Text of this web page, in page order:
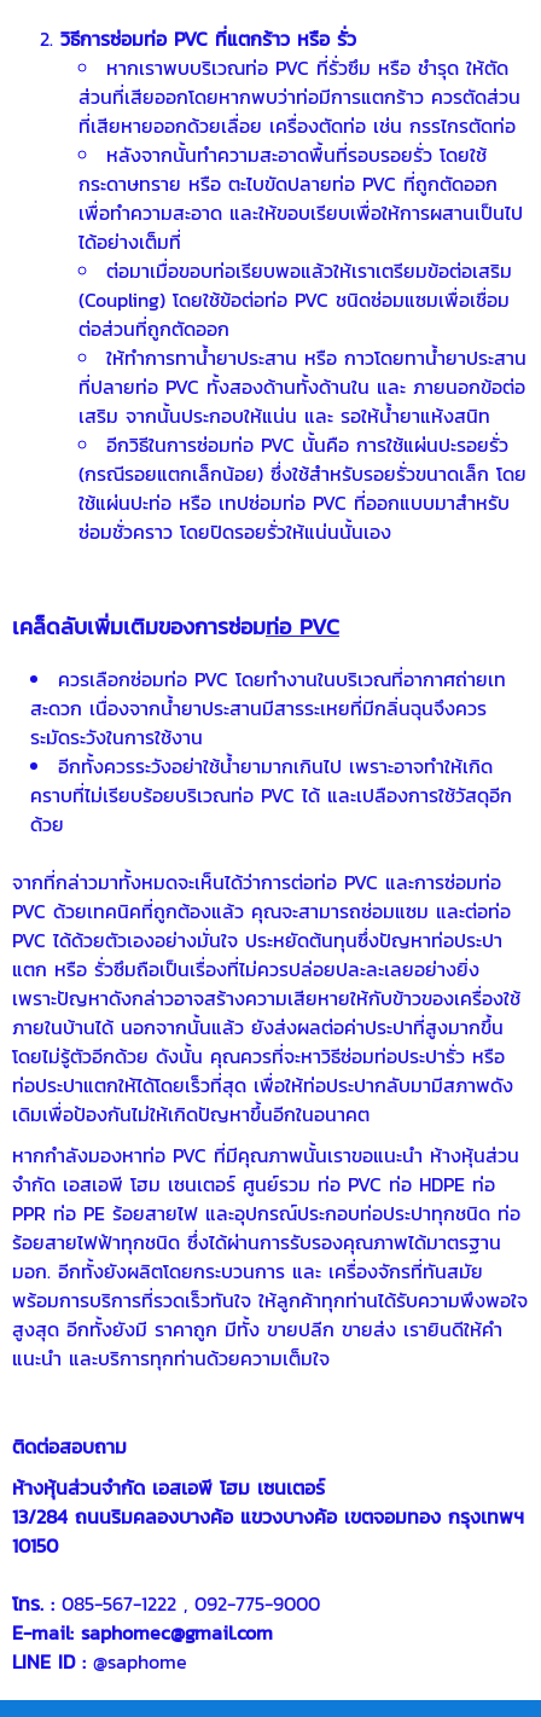
วิธีการซ่อมท่อ PVC ที่แตกร้าว หรือ รั่ว
หากเราพบบริเวณท่อ PVC ที่รั่วซึม หรือ ชำรุด ให้ตัด
ส่วนที่เสียออกโดยหากพบว่าท่อมีการแตกร้าว ควรตัดส่วน
ที่เสียหายออกด้วยเลื่อย เครื่องตัดท่อ เช่น กรรไกรตัดท่อ
หลังจากนั้นทำความสะอาดพื้นที่รอบรอยรั่ว โดยใช้
กระดาษทราย หรือ ตะไบขัดปลายท่อ PVC ที่ถูกตัดออก
เพื่อทำความสะอาด และให้ขอบเรียบเพื่อให้การผสานเป็นไป
ได้อย่างเต็มที่
ต่อมาเมื่อขอบท่อเรียบพอแล้วให้เราเตรียมข้อต่อเสริม
(Coupling) โดยใช้ข้อต่อท่อ PVC ชนิดซ่อมแซมเพื่อเชื่อม
ต่อส่วนที่ถูกตัดออก
ให้ทำการทาน้ำยาประสาน หรือ กาวโดยทาน้ำยาประสาน
ที่ปลายท่อ PVC ทั้งสองด้านทั้งด้านใน และ ภายนอกข้อต่อ
เสริม จากนั้นประกอบให้แน่น และ รอให้น้ำยาแห้งสนิท
อีกวิธีในการซ่อมท่อ PVC นั้นคือ การใช้แผ่นปะรอยรั่ว
(กรณีรอยแตกเล็กน้อย) ซึ่งใช้สำหรับรอยรั่วขนาดเล็ก โดย
ใช้แผ่นปะท่อ หรือ เทปซ่อมท่อ PVC ที่ออกแบบมาสำหรับ
ซ่อมชั่วคราว โดยปิดรอยรั่วให้แน่นนั้นเอง
เคล็ดลับเพิ่มเติมของการซ่อมท่อ PVC
ควรเลือกซ่อมท่อ PVC โดยทำงานในบริเวณที่อากาศถ่ายเท
สะดวก เนื่องจากน้ำยาประสานมีสารระเหยที่มีกลิ่นฉุนจึงควร
ระมัดระวังในการใช้งาน
อีกทั้งควรระวังอย่าใช้น้ำยามากเกินไป เพราะอาจทำให้เกิด
คราบที่ไม่เรียบร้อยบริเวณท่อ PVC ได้ และเปลืองการใช้วัสดุอีก
ด้วย
จากที่กล่าวมาทั้งหมดจะเห็นได้ว่าการต่อท่อ PVC และการซ่อมท่อ
PVC ด้วยเทคนิคที่ถูกต้องแล้ว คุณจะสามารถซ่อมแซม และต่อท่อ
PVC ได้ด้วยตัวเองอย่างมั่นใจ ประหยัดต้นทุนซึ่งปัญหาท่อประปา
แตก หรือ รั่วซึมถือเป็นเรื่องที่ไม่ควรปล่อยปละละเลยอย่างยิ่ง
เพราะปัญหาดังกล่าวอาจสร้างความเสียหายให้กับข้าวของเครื่องใช้
ภายในบ้านได้ นอกจากนั้นแล้ว ยังส่งผลต่อค่าประปาที่สูงมากขึ้น
โดยไม่รู้ตัวอีกด้วย ดังนั้น คุณควรที่จะหาวิธีซ่อมท่อประปารั่ว หรือ
ท่อประปาแตกให้ได้โดยเร็วที่สุด เพื่อให้ท่อประปากลับมามีสภาพดัง
เดิมเพื่อป้องกันไม่ให้เกิดปัญหาขึ้นอีกในอนาคต
หากกำลังมองหาท่อ PVC ที่มีคุณภาพนั้นเราขอแนะนำ ห้างหุ้นส่วน
จำกัด เอสเอพี โฮม เซนเตอร์ ศูนย์รวม ท่อ PVC ท่อ HDPE ท่อ
PPR ท่อ PE ร้อยสายไฟ และอุปกรณ์ประกอบท่อประปาทุกชนิด ท่อ
ร้อยสายไฟฟ้าทุกชนิด ซึ่งได้ผ่านการรับรองคุณภาพได้มาตรฐาน
มอก. อีกทั้งยังผลิตโดยกระบวนการ และ เครื่องจักรที่ทันสมัย
พร้อมการบริการที่รวดเร็วทันใจ ให้ลูกค้าทุกท่านได้รับความพึงพอใจ
สูงสุด อีกทั้งยังมี ราคาถูก มีทั้ง ขายปลีก ขายส่ง เรายินดีให้คำ
แนะนำ และบริการทุกท่านด้วยความเต็มใจ
ติดต่อสอบถาม
ห้างหุ้นส่วนจำกัด เอสเอพี โฮม เซนเตอร์
13/284 ถนนริมคลองบางค้อ แขวงบางค้อ เขตจอมทอง กรุงเทพฯ
10150
โทร. : 085-567-1222 , 092-775-9000
E-mail: saphomec@gmail.com
LINE ID : @saphome